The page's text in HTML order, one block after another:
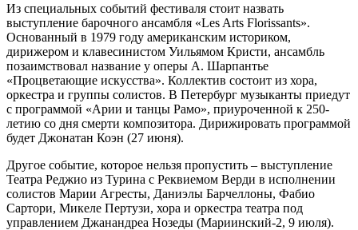
Из специальных событий фестиваля стоит назвать
выступление барочного ансамбля «Les Arts Florissants».
Основанный в 1979 году американским историком,
дирижером и клавесинистом Уильямом Кристи, ансамбль
позаимствовал название у оперы А. Шарпантье
«Процветающие искусства». Коллектив состоит из хора,
оркестра и группы солистов. В Петербург музыканты приедут
с программой «Арии и танцы Рамо», приуроченной к 250-
летию со дня смерти композитора. Дирижировать программой
будет Джонатан Коэн (27 июня).
Другое событие, которое нельзя пропустить – выступление
Театра Реджио из Турина с Реквиемом Верди в исполнении
солистов Марии Агресты, Даниэлы Барчеллоны, Фабио
Сартори, Микеле Пертузи, хора и оркестра театра под
управлением Джанандреа Нозеды (Мариинский-2, 9 июля).